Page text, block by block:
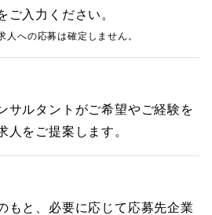
ご入力ください。
への応募は確定しません。
サルタントがご希望やご経験を
人をご提案します。
もと、必要に応じて応募先企業